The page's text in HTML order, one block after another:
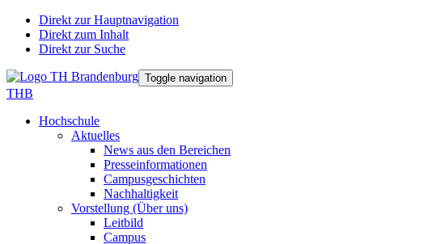
Direkt zur Hauptnavigation
Direkt zum Inhalt
Direkt zur Suche
Toggle navigation
THB
Hochschule
Aktuelles
News aus den Bereichen
Presseinformationen
Campusgeschichten
Nachhaltigkeit
Vorstellung (Über uns)
Leitbild
Campus